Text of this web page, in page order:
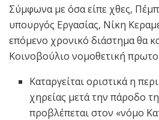
Σύμφωνα με όσα είπε χθες,
υπουργός Εργασίας, Νίκη
επόμενο χρονικό διάστημα θα
Κοινοβούλιο νομοθετική
Καταργείται οριστικά η
χηρείας μετά την πάροδο
προβλέπεται στον «νόμο